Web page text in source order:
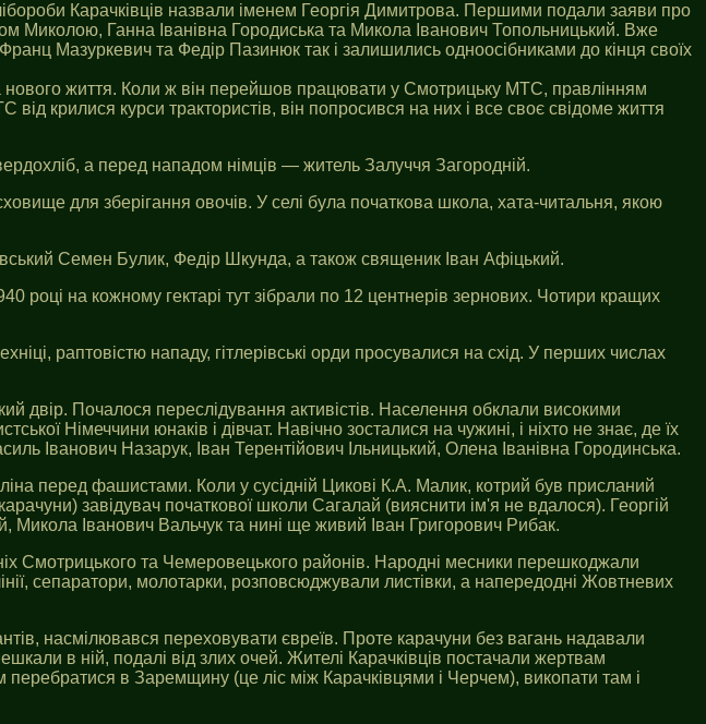
Карачківців назвали іменем Георгія Димитрова. Першими подали заяви про
Миколою, Ганна Іванівна Городиська та Микола Іванович Топольницький. Вже
Мазуркевич та Федір Пазинюк так і залишились одноосібниками до кінця своїх
життя. Коли ж він перейшов працювати у Смотрицьку МТС, правлінням
крилися курси трактористів, він попросився на них і все своє свідоме життя
а перед нападом німців — житель Залуччя Загородній.
для зберігання овочів. У селі була початкова школа, хата-читальня, якою
Семен Булик, Федір Шкунда, а також священик Іван Афіцький.
році на кожному гектарі тут зібрали по 12 центнерів зернових. Чотири кращих
раптовістю нападу, гітлерівські орди просувалися на схід. У перших числах
двір. Почалося переслідування активістів. Населення обклали високими
Німеччини юнаків і дівчат. Навічно зосталися на чужині, і ніхто не знає, де їх
Іванович Назарук, Іван Терентійович Ільницький, Олена Іванівна Городинська.
перед фашистами. Коли у сусідній Цикові К.А. Малик, котрий був присланий
завідувач початкової школи Сагалай (вияснити ім'я не вдалося). Георгій
Микола Іванович Вальчук та нині ще живий Іван Григорович Рибак.
Смотрицького та Чемеровецького районів. Народні месники перешкоджали
сепаратори, молотарки, розповсюджували листівки, а напередодні Жовтневих
насмілювався переховувати євреїв. Проте карачуни без вагань надавали
в ній, подалі від злих очей. Жителі Карачківців постачали жертвам
в Заремщину (це ліс між Карачківцями і Черчем), викопати там і